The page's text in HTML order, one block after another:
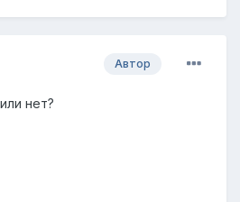
Автор
нет?